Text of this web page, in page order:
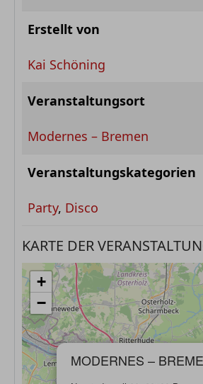
Erstellt von
Kai Schöning
Veranstaltungsort
Modernes – Bremen
Veranstaltungskategorien
Party, Disco
KARTE DER
MODERNES –
+
−